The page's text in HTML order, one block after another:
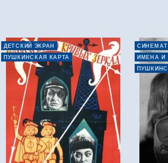
ДЕТСКИЙ ЭКРАН
ПУШКИНСКАЯ КАРТА
ИМЕНА И